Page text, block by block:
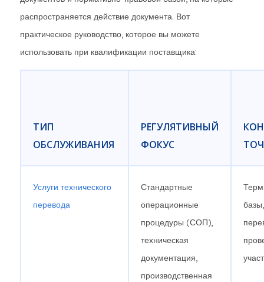
распространяется действие документа. Вот
практическое руководство, которое вы можете
использовать при квалификации поставщика:
ТИП
ОБСЛУЖИВАНИЯ
РЕГУЛЯТИВНЫЙ
ФОКУС
Услуги технического
перевода
Стандартные
операционные
процедуры (СОП),
техническая
документация,
производственная